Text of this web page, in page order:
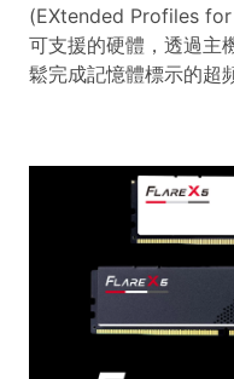
(EXtended Profiles
可支援的硬體，透過主
鬆完成記憶體標示的超